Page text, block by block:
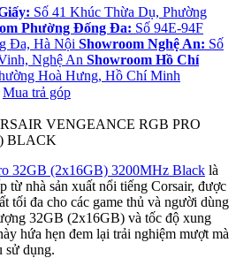
Số 41 Khúc Thừa Dụ, Phường
Phường Đống Đa: Số 94E-94F
Đa, Hà Nội Showroom Nghệ An: Số
Nghệ An Showroom Hồ Chí
Hoà Hưng, Hồ Chí Minh
Mua trả góp
VENGEANCE RGB PRO
BLACK
32GB (2x16GB) 3200MHz Black là
từ nhà sản xuất nổi tiếng Corsair, được
tối đa cho các game thủ và người dùng
32GB (2x16GB) và tốc độ xung
hứa hẹn đem lại trải nghiệm mượt mà
sử dụng.